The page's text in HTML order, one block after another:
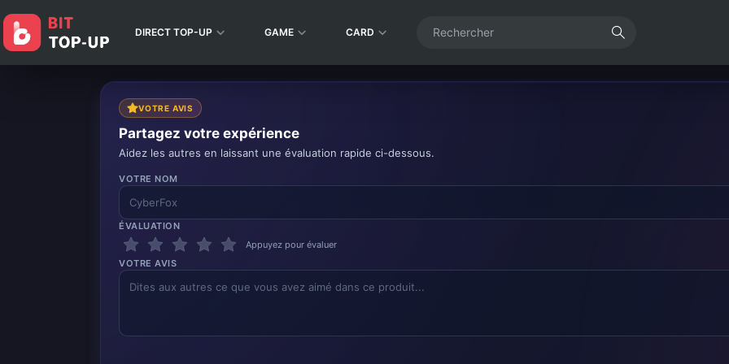
DIRECT TOP-UP GAME CARD
VOTRE AVIS
Partagez votre expérience
Aidez les autres en laissant une évaluation rapide ci-dessous.
VOTRE NOM
ÉVALUATION
Appuyez pour évaluer
VOTRE AVIS